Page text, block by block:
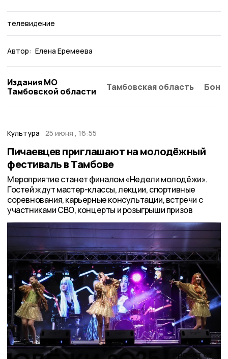
телевидение
Автор: Елена Еремеева
Издания МО
Тамбовской области
Тамбовская область
Культура 25 июня , 16:55
Пичаевцев приглашают на молодёжный
фестиваль в Тамбове
Мероприятие станет финалом «Недели молодёжи».
Гостей ждут мастер-классы, лекции, спортивные
соревнования, карьерные консультации, встречи с
участниками СВО, концерты и розыгрыши призов